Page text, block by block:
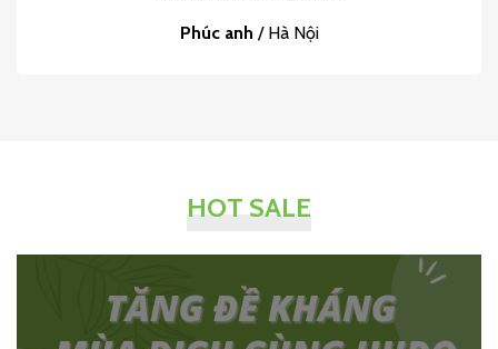
Phúc anh / Hà Nội
HOT SALE